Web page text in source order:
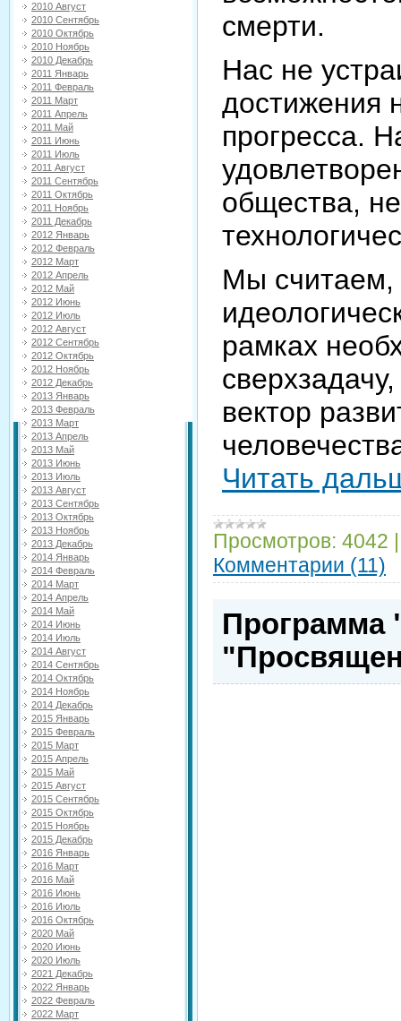
2010 Август
2010 Сентябрь
2010 Октябрь
2010 Ноябрь
2010 Декабрь
2011 Январь
2011 Февраль
2011 Март
2011 Апрель
2011 Май
2011 Июнь
2011 Июль
2011 Август
2011 Сентябрь
2011 Октябрь
2011 Ноябрь
2011 Декабрь
2012 Январь
2012 Февраль
2012 Март
2012 Апрель
2012 Май
2012 Июнь
2012 Июль
2012 Август
2012 Сентябрь
2012 Октябрь
2012 Ноябрь
2012 Декабрь
2013 Январь
2013 Февраль
2013 Март
2013 Апрель
2013 Май
2013 Июнь
2013 Июль
2013 Август
2013 Сентябрь
2013 Октябрь
2013 Ноябрь
2013 Декабрь
2014 Январь
2014 Февраль
2014 Март
2014 Апрель
2014 Май
2014 Июнь
2014 Июль
2014 Август
2014 Сентябрь
2014 Октябрь
2014 Ноябрь
2014 Декабрь
2015 Январь
2015 Февраль
2015 Март
2015 Апрель
2015 Май
2015 Август
2015 Сентябрь
2015 Октябрь
2015 Ноябрь
2015 Декабрь
2016 Январь
2016 Март
2016 Май
2016 Июнь
2016 Июль
2016 Октябрь
2020 Май
2020 Июнь
2020 Июль
2021 Декабрь
2022 Январь
2022 Февраль
2022 Март
смерти.
Нас не
достижения
прогресса.
общества,
Мы считаем,
рамках
вектор
Читать
Просмотров: 4042
Комментарии (11)